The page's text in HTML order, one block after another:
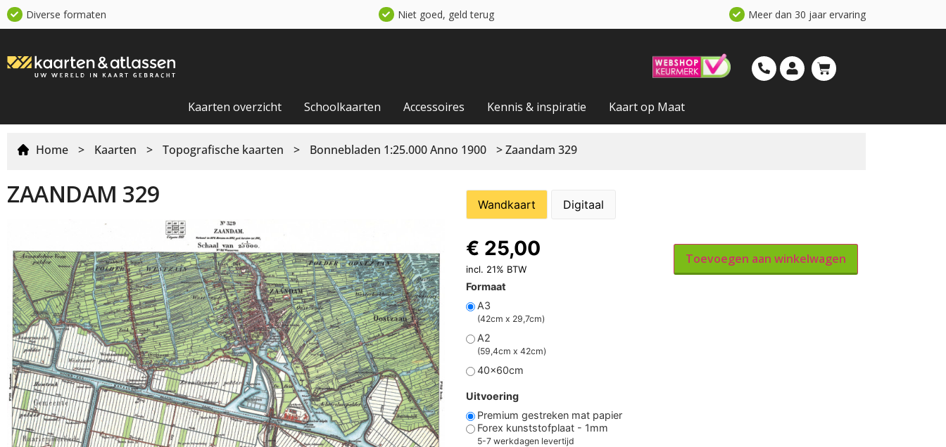
Diverse formaten Niet goed, geld terug Meer dan 30 jaar ervaring
Kaarten overzicht Schoolkaarten Accessoires Kennis & inspiratie Kaart op Maat
Home > Kaarten > Topografische kaarten > Bonnebladen 1:25.000 Anno 1900 > Zaandam 329
ZAANDAM 329 Wandkaart Digitaal
Formaat
A3
(42cm x 29,7cm)
A2
(59,4cm x 42cm)
40x60cm
Uitvoering
Premium gestreken mat papier
Forex kunststofplaat - 1mm
5-7 werkdagen levertijd
€ 25,00
incl. 21% BTW
Toevoegen aan winkelwagen